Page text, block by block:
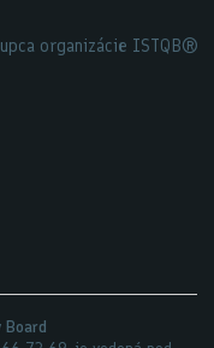
organizácie ISTQB®